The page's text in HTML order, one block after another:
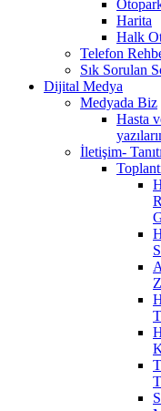
Harita
Halk
Telefon
Sık Sorulan
Dijital Medya
Medyada Biz
Hasta
İletişim-